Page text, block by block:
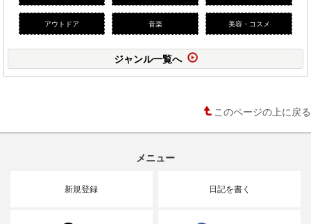
アウトドア 音楽 美容・コスメ
ジャンル一覧へ
このページの上に戻る
メニュー
新規登録 日記を書く